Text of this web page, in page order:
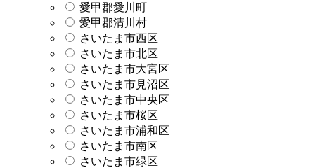
愛甲郡愛川町
愛甲郡清川村
さいたま市西区
さいたま市北区
さいたま市大宮区
さいたま市見沼区
さいたま市中央区
さいたま市桜区
さいたま市浦和区
さいたま市南区
さいたま市緑区